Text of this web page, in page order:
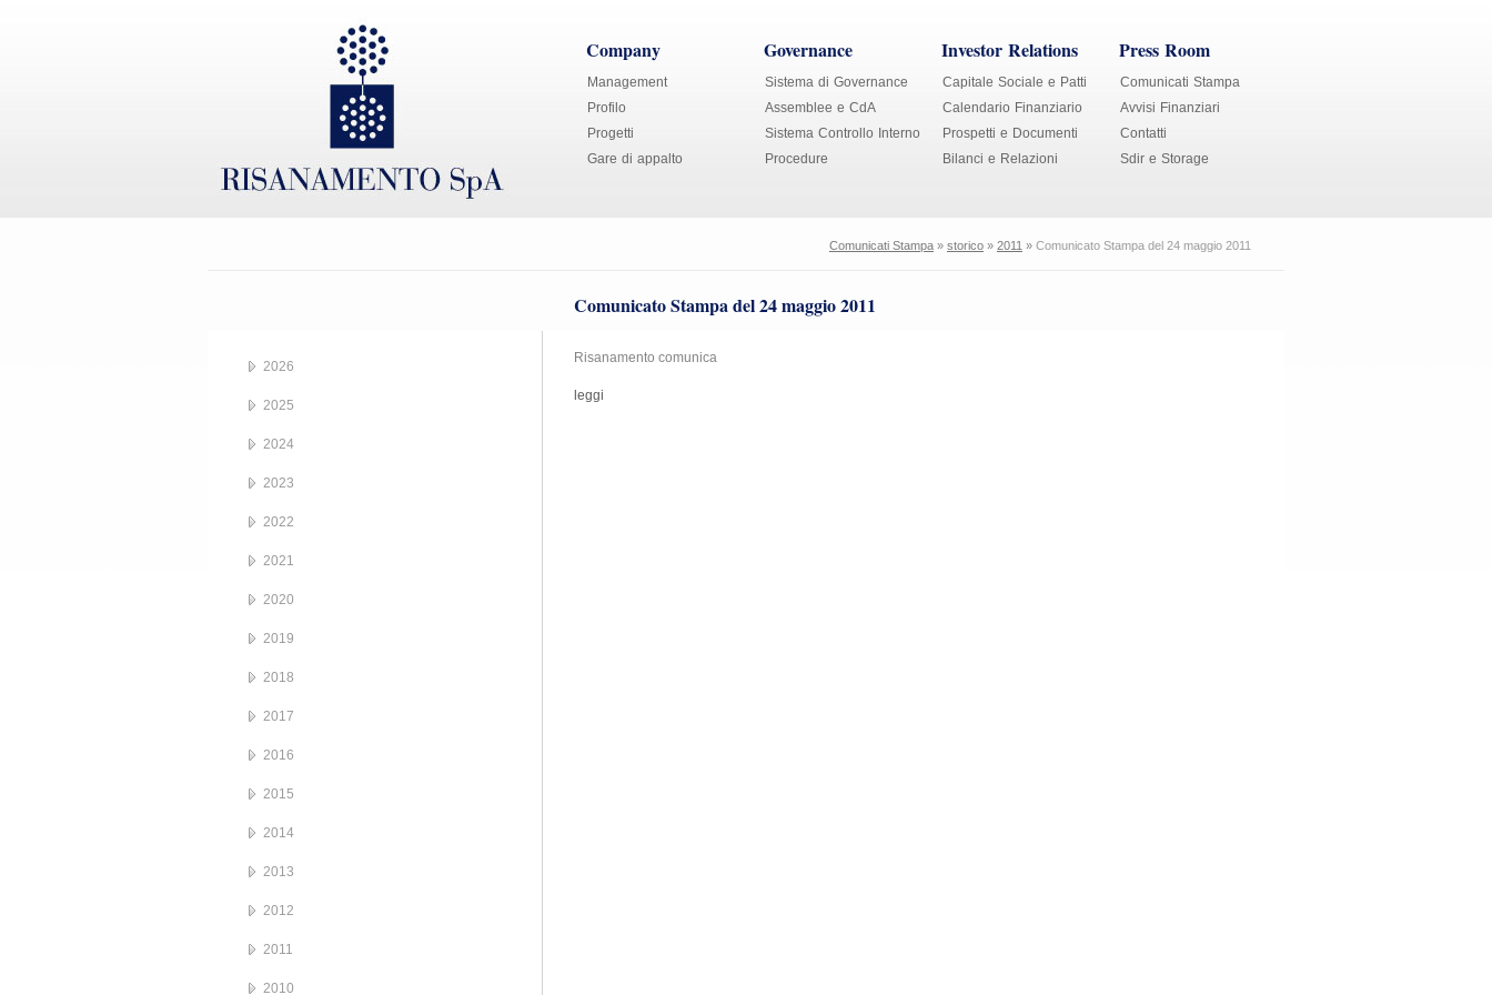
Company
Management
Profilo
Progetti
Gare di appalto
Governance
Sistema di Governance
Assemblee e CdA
Sistema Controllo Interno
Procedure
Investor Relations
Capitale Sociale e Patti
Calendario Finanziario
Prospetti e Documenti
Bilanci e Relazioni
Press Room
Comunicati Stampa
Avvisi Finanziari
Contatti
Sdir e Storage
Comunicati Stampa » storico » 2011 » Comunicato Stampa del 24 maggio 2011
Comunicato Stampa del 24 maggio 2011
Risanamento comunica
leggi
2026
2025
2024
2023
2022
2021
2020
2019
2018
2017
2016
2015
2014
2013
2012
2011
2010